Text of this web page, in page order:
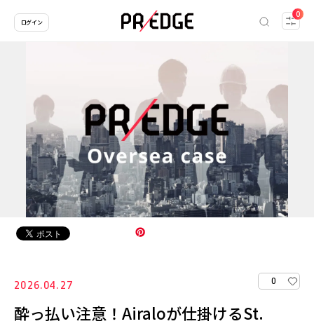
0
ログイン
2026.04.27 0
酔っ払い注意！Airaloが仕掛けるSt.